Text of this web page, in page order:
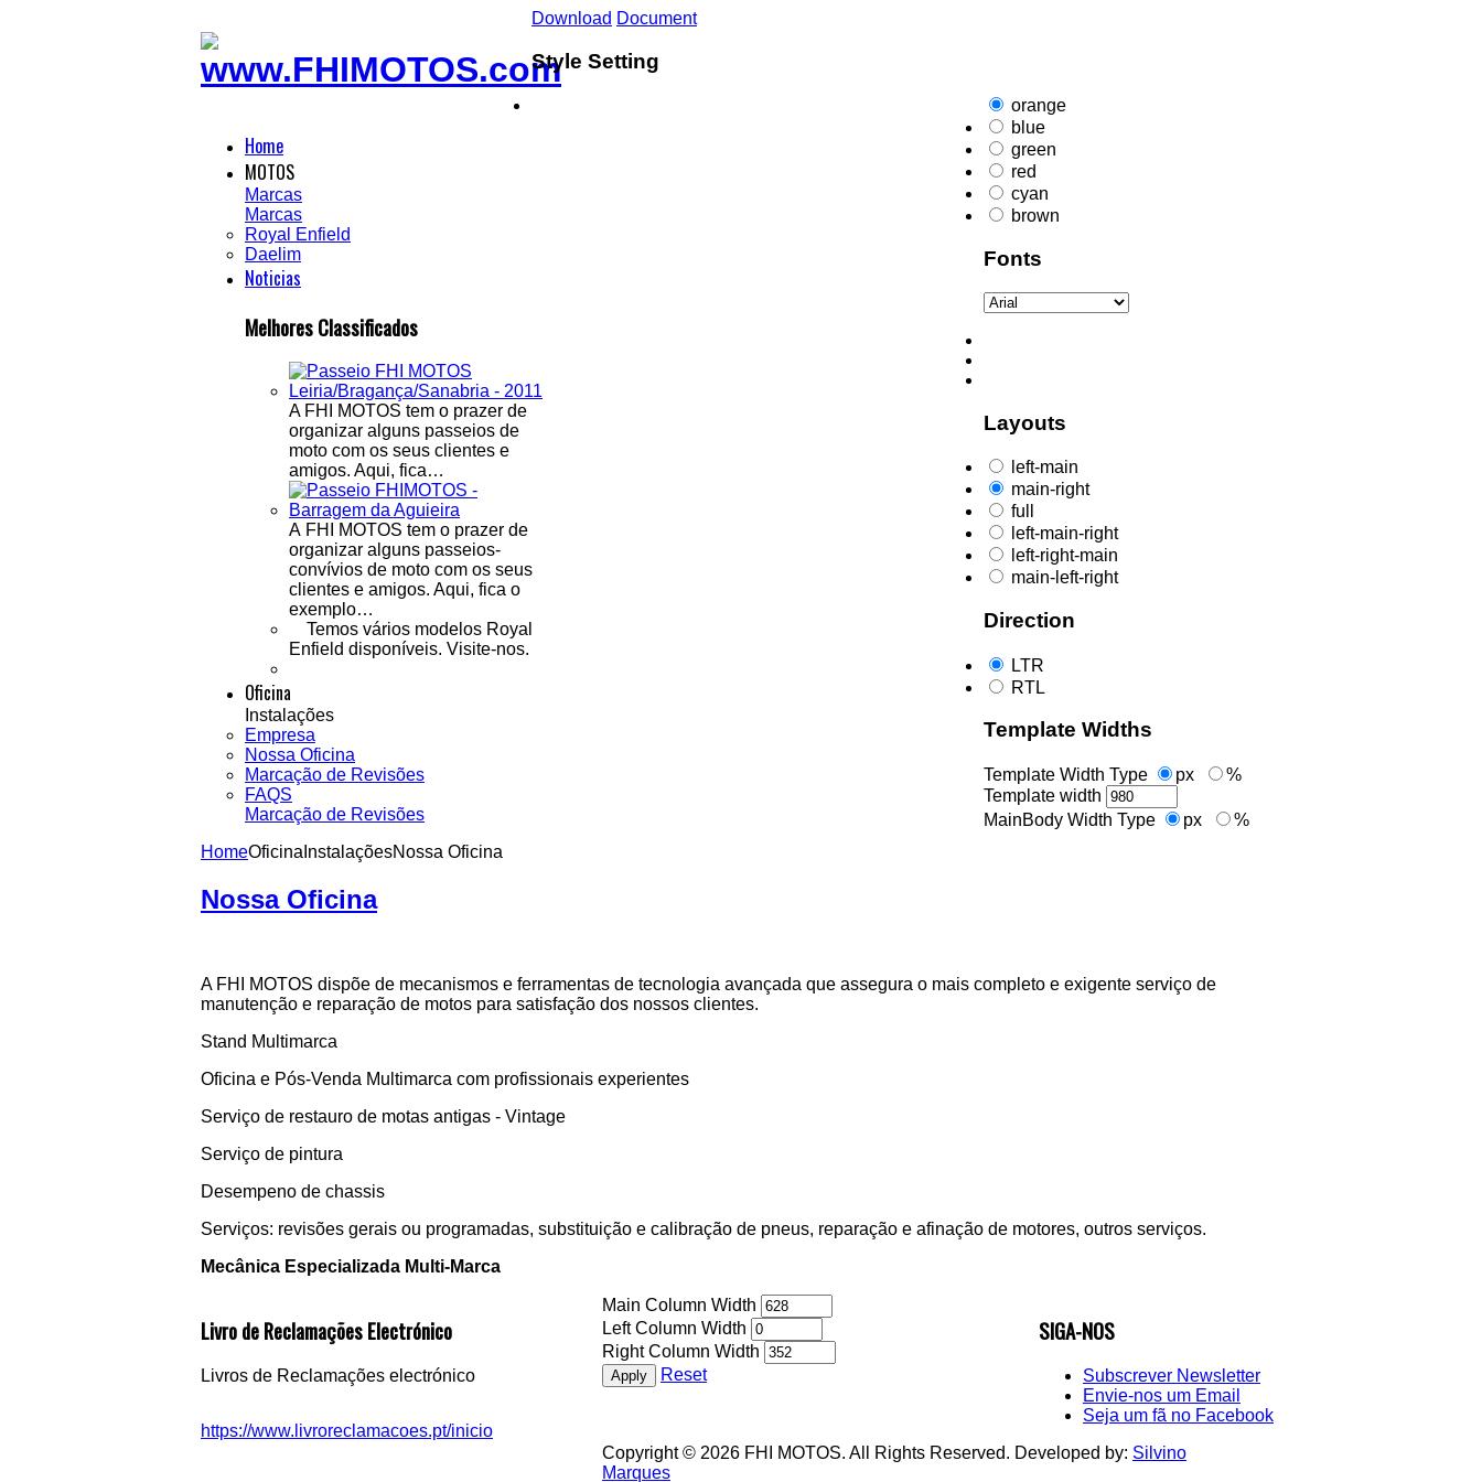
Home
MOTOS
Marcas
Marcas
Royal Enfield
Daelim
Noticias
Melhores Classificados
A FHI MOTOS tem o prazer de
organizar alguns passeios de
moto com os seus clientes e
amigos. Aqui, fica…
A FHI MOTOS tem o prazer de
organizar alguns passeios-
convívios de moto com os seus
clientes e amigos. Aqui, fica o
exemplo…
Temos vários modelos Royal
Enfield disponíveis. Visite-nos.
Oficina
Instalações
Empresa
Nossa Oficina
Marcação de Revisões
FAQS
Marcação de Revisões
HomeOficina InstalaçõesNossa Oficina
Nossa Oficina
A FHI MOTOS dispõe de mecanismos e ferramentas de tecnologia avançada que assegura o mais completo e exigente serviço de
manutenção e reparação de motos para satisfação dos nossos clientes.
Stand Multimarca
Oficina e Pós-Venda Multimarca com profissionais experientes
Serviço de restauro de motas antigas - Vintage
Serviço de pintura
Desempeno de chassis
Serviços: revisões gerais ou programadas, substituição e calibração de pneus, reparação e afinação de motores, outros serviços.
Mecânica Especializada Multi-Marca
Livro de Reclamações Electrónico
Livros de Reclamações electrónico
https://www.livroreclamacoes.pt/inicio
SIGA-NOS
Subscrever Newsletter
Envie-nos um Email
Seja um fã no Facebook
Copyright © 2026 FHI MOTOS. All Rights Reserved. Developed by: Silvino
Marques
Download Document
Style Setting
orange
blue
green
red
cyan
brown
Fonts
Layouts
left-main
main-right
full
left-main-right
left-right-main
main-left-right
Direction
LTR
RTL
Template Widths
Template Width Type px
%
Template width
MainBody Width Type
px %
Main Column Width
Left Column Width
Right Column Width
Reset